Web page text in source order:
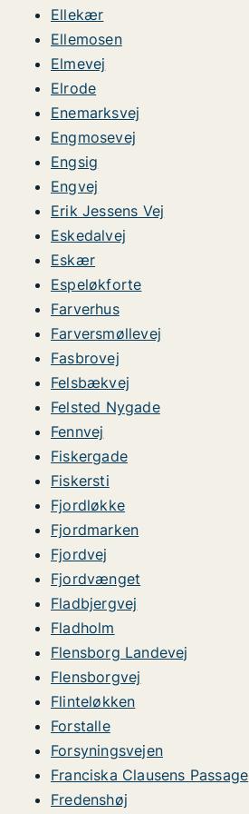
Ellekær
Ellemosen
Elmevej
Elrode
Enemarksvej
Engmosevej
Engsig
Engvej
Erik Jessens Vej
Eskedalvej
Eskær
Espeløkforte
Farverhus
Farversmøllevej
Fasbrovej
Felsbækvej
Felsted Nygade
Fennvej
Fiskergade
Fiskersti
Fjordløkke
Fjordmarken
Fjordvej
Fjordvænget
Fladbjergvej
Fladholm
Flensborg Landevej
Flensborgvej
Flinteløkken
Forstalle
Forsyningsvejen
Franciska Clausens Passage
Fredenshøj